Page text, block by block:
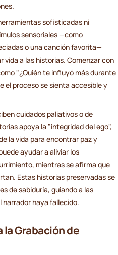
sofisticadas ni
sensoriales —como
o una canción favorita—
vida a las historias. Comenzar con
"¿Quién te influyó más durante
el proceso se sienta accesible y
cuidados paliativos o de
apoya la "integridad del ego",
la vida para encontrar paz y
ayudar a aliviar los
mientras se afirma que
Estas historias preservadas se
de sabiduría, guiando a las
narrador haya fallecido.
Grabación de